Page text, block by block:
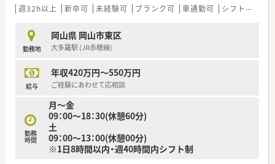
ニケーションを大切にしながら誠実に業務へ取り組める方を募
【法人特徴について】
■岡山県内において14店舗の調剤薬局を展開している企業であ
ます。
■医療機関との勉強会やミーティングへ積極的に参加しており、
ります。
■今後も新規開局を予定している勢いのある法人であり、組織の
成長と共に自分自身もステップアップしていける環境が整って
います。
週32h以上 新卒可 未経験可 ブランク可 車通勤可 シフト制
勤務地
岡山県 岡山市東区
大多羅駅 (JR赤穂線)
給与
年収420万円～550万円
ご経験にあわせて応相談
勤務
時間
月～金
09：00～18：30(休憩60分)
土
09：00～13：00(休憩00分)
※1日8時間以内・週40時間内シフト制